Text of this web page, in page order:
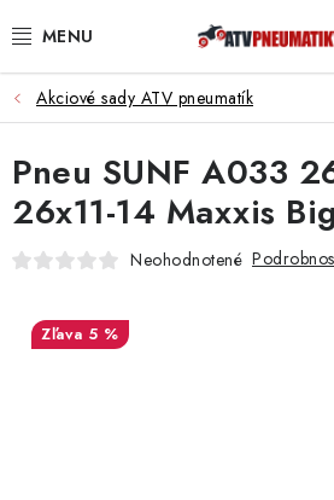
na
PNEUMATIKY
DISKY
ROZŠIROVACIE PODLOŽKY
OCHRANNÉ RÁMY
Akciové sady ATV pneumatík
Pneu SUNF A033
26x11-14 Maxxis
Neohodnotené
5 %